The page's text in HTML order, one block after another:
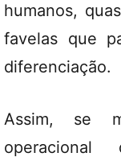
humanos,
favelas que
diferenciação.
Assim, se